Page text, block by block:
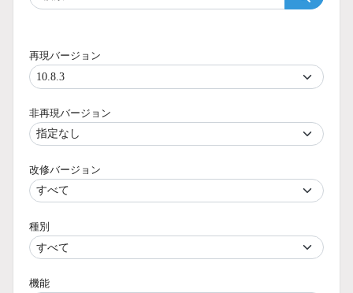
再現バージョン
非再現バージョン
改修バージョン
種別
機能